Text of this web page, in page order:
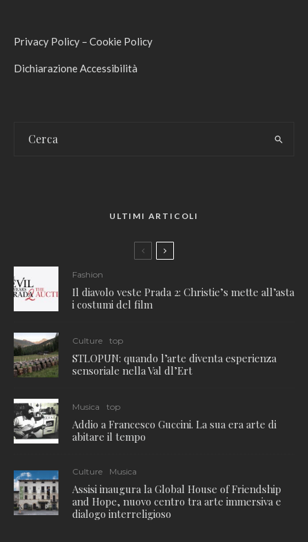
Privacy Policy – Cookie Policy
Dichiarazione Accessibilità
ULTIMI ARTICOLI
Fashion
Il diavolo veste Prada 2: Christie’s mette all’asta
i costumi del film
Culture top
STLOPUN: quando l’arte diventa esperienza
sensoriale nella Val dl’Ert
Musica top
Addio a Francesco Guccini. La sua era arte di
abitare il tempo
Culture Musica
Assisi inaugura la Global House of Friendship
and Hope, nuovo centro tra arte immersiva e
dialogo interreligioso